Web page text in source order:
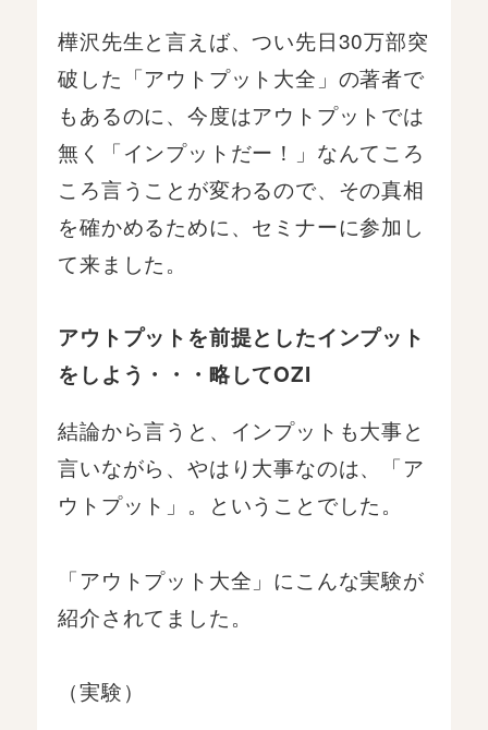
樺沢先生と言えば、つい先日30万部突
破した「アウトプット大全」の著者で
もあるのに、今度はアウトプットでは
無く「インプットだー！」なんてころ
ころ言うことが変わるので、その真相
を確かめるために、セミナーに参加し
て来ました。
アウトプットを前提としたインプット
をしよう・・・略してOZI
結論から言うと、インプットも大事と
言いながら、やはり大事なのは、「ア
ウトプット」。ということでした。
「アウトプット大全」にこんな実験が
紹介されてました。
（実験）